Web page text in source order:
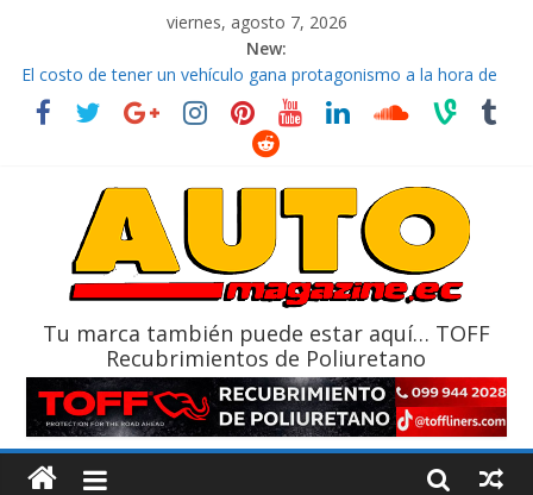
viernes, agosto 7, 2026
New:
El costo de tener un vehículo gana protagonismo a la hora de
decidir
Ultima película ‘Spider‑Man: Brand New Day’ pone en escena a
La Vuelta al Ecuador 2026, edición 47ª, recorre 7 provincias en 8
La FEDAK recibe 12 Sinotruk Bolden para cubrir las rutas de La
Tu marca también puede estar aquí… TOFF
Recubrimientos de Poliuretano